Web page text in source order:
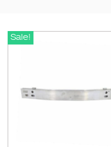
Sale!